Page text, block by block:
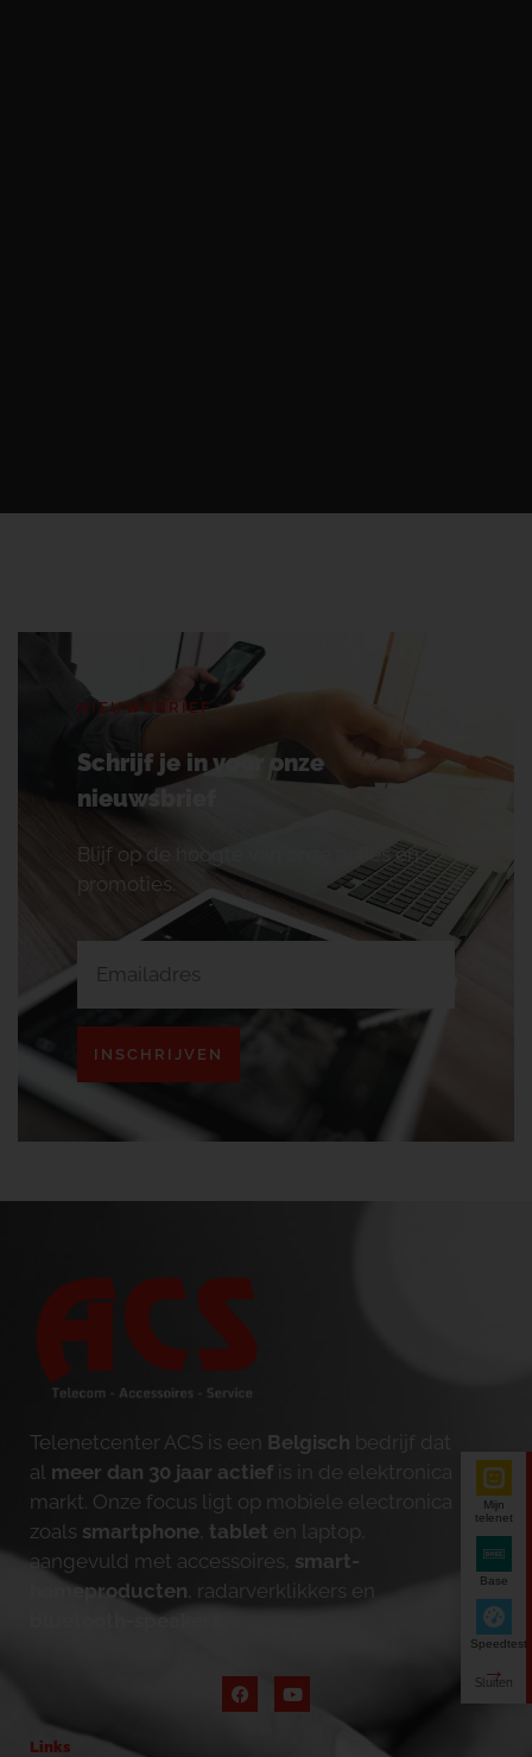
NIEUWSBRIEF
Schrijf je in voor onze
nieuwsbrief
Blijf op de hoogte van onze acties en
promoties.
INSCHRIJVEN
Telenetcenter ACS is een Belgisch bedrijf dat
al meer dan 30 jaar actief is in de elektronica
markt. Onze focus ligt op mobiele electronica
zoals smartphone tablet en laptop,
aangevuld met accessoires, smart-
homeproducten , radarverklikkers en
bluetooth-speakers
Links
Mijn
telenet
Base
Speedtest